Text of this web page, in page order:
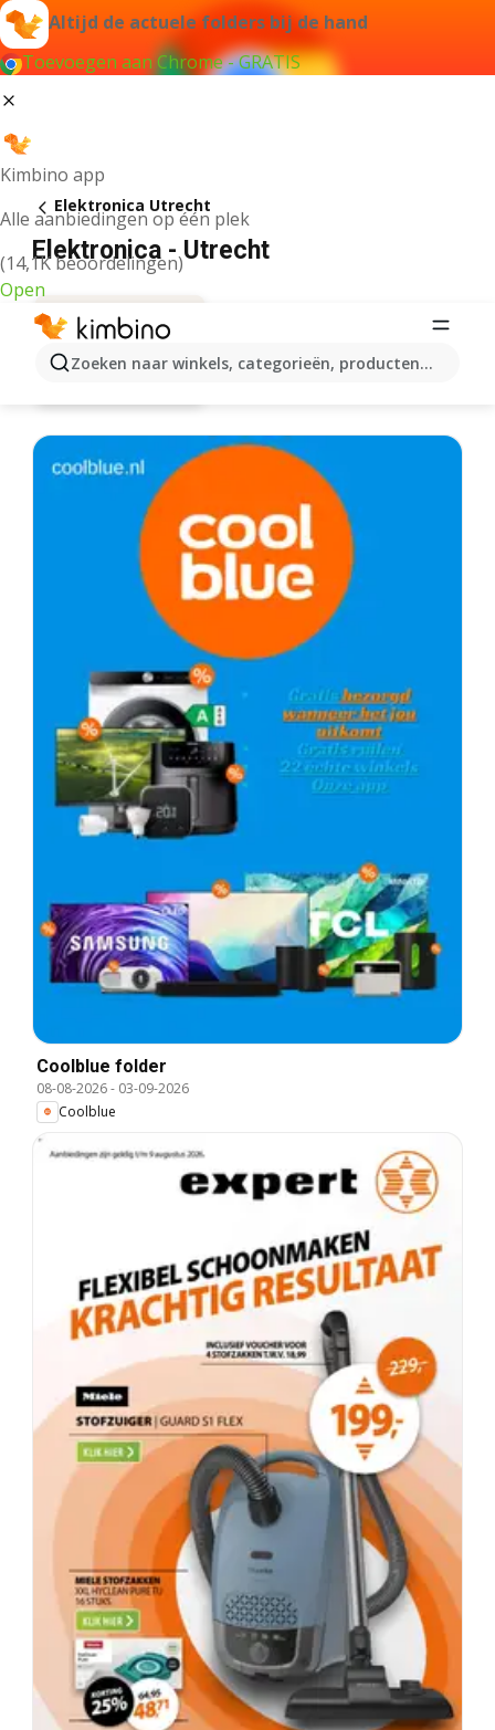
Altijd de actuele folders bij de hand
Toevoegen aan Chrome - GRATIS
Kimbino app
Alle aanbiedingen op één plek
(14,1K beoordelingen)
Open
Zoeken naar winkels, categorieën, producten...
Elektronica Utrecht
Elektronica - Utrecht
Coolblue folder
08-08-2026- 03-09-2026
Coolblue